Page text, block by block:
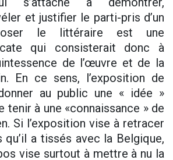
et justifier le parti-pris d’un
le littéraire est une
qui consisterait donc à
de l’œuvre et de la
En ce sens, l’exposition de
au public une « idée »
tenir à une «connaissance » de
Si l’exposition vise à retracer
a tissés avec la Belgique,
vise surtout à mettre à nu la